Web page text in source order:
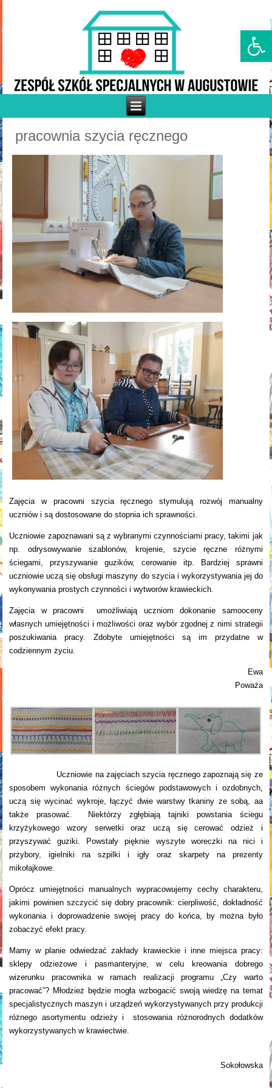
Otwórz
pracownia szycia ręcznego
Zajęcia w pracowni szycia ręcznego stymulują rozwój manualny
uczniów i są dostosowane do stopnia ich sprawności.
Uczniowie zapoznawani są z wybranymi czynnościami pracy, takimi jak
np. odrysowywanie szablonów, krojenie, szycie ręczne różnymi
ściegami, przyszywanie guzików, cerowanie itp. Bardziej sprawni
uczniowie uczą się obsługi maszyny do szycia i wykorzystywania jej do
wykonywania prostych czynności i wytworów krawieckich.
Zajęcia w pracowni
umożliwiają uczniom dokonanie samooceny
własnych umiejętności i możliwości oraz wybór zgodnej z nimi strategii
poszukiwania pracy. Zdobyte umiejętności są im przydatne w
codziennym życiu.
Ewa
Poważa
Uczniowie na zajęciach szycia ręcznego zapoznają się ze
sposobem wykonania różnych ściegów podstawowych i ozdobnych,
uczą się wycinać wykroje, łączyć dwie warstwy tkaniny ze sobą, aa
także prasować. Niektórzy zgłębiają tajniki powstania ściegu
krzyżykowego wzory serwetki oraz uczą się cerować odzież i
przyszywać guziki. Powstały pięknie wyszyte woreczki na nici i
przybory, igielniki na szpilki i igły oraz skarpety na prezenty
mikołajkowe.
Oprócz umiejętności manualnych wypracowujemy cechy charakteru,
jakimi powinien szczycić się dobry pracownik: cierpliwość, dokładność
wykonania i doprowadzenie swojej pracy do końca, by można było
zobaczyć efekt pracy.
Mamy w planie odwiedzać zakłady krawieckie i inne miejsca pracy:
sklepy odzieżowe i pasmanteryjne, w celu kreowania dobrego
wizerunku pracownika w ramach realizacji programu „Czy warto
pracować”? Młodzież będzie mogła wzbogacić swoją wiedzę na temat
specjalistycznych maszyn i urządzeń wykorzystywanych przy produkcji
różnego asortymentu odzieży i stosowania różnorodnych dodatków
wykorzystywanych w krawiectwie.
Sokołowska